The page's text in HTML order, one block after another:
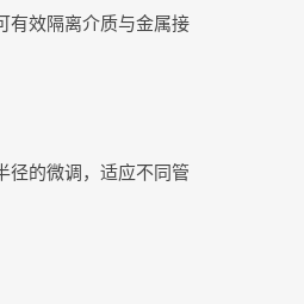
有效隔离介质与金属接
径的微调，适应不同管